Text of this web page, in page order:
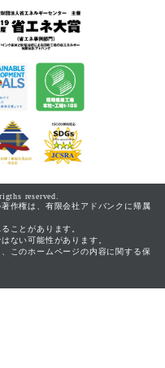
reserved.
作権は、有限会社アドバンクに帰属
ことがあります。
ない可能性があります。
このホームページの内容に関する保